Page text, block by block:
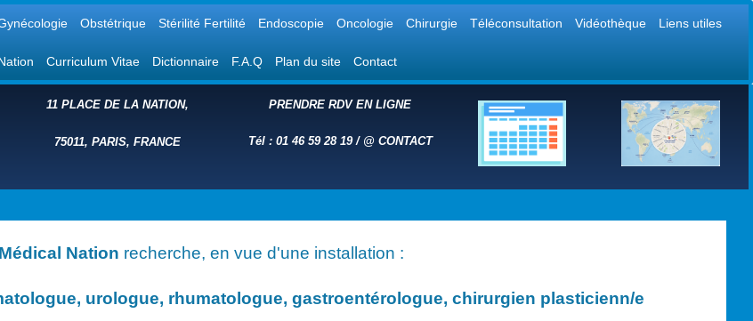
Obstétrique Stérilité Fertilité Endoscopie Oncologie Chirurgie Téléconsultation Vidéothèque Liens utiles
Curriculum Vitae Dictionnaire F.A.Q Plan du site Contact
11 PLACE DE LA NATION,
75011, PARIS, FRANCE
PRENDRE RDV EN LIGNE
Tél : 01 46 59 28 19 / @ CONTACT
Nation recherche, en vue d'une installation :
urologue, rhumatologue, gastroentérologue, chirurgien plasticienn/e